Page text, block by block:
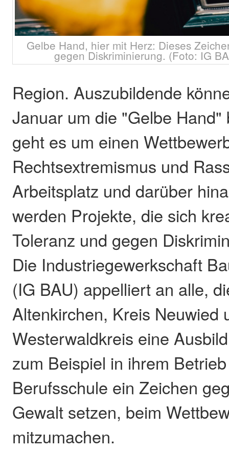
Gelbe Hand, hier mit Herz: Dieses
gegen Diskriminierung. (Foto: IG
Region. Auszubildende
Januar um die "Gelbe
geht es um einen
Rechtsextremismus und
Arbeitsplatz und darüber
werden Projekte, die sich
Toleranz und gegen
Die Industriegewerkschaft
(IG BAU) appelliert an alle,
Altenkirchen, Kreis Neuwied
Westerwaldkreis eine
zum Beispiel in ihrem
Berufsschule ein Zeichen
Gewalt setzen, beim
mitzumachen.